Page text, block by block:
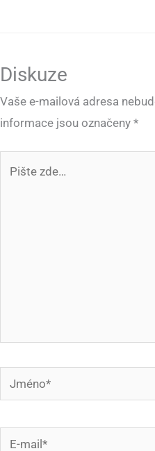
Diskuze
Vaše e-mailová adresa
informace jsou označeny *
Jméno*